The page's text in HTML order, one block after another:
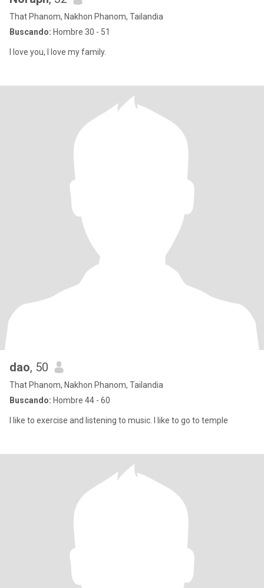
That Phanom, Nakhon Phanom, Tailandia
Buscando: Hombre 30 - 51
I love you, I love my family.
dao, 50
That Phanom, Nakhon Phanom, Tailandia
Buscando: Hombre 44 - 60
I like to exercise and listening to music. I like to go to temple